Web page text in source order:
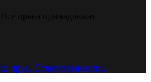
права принадлежат
прав. Ответственности.